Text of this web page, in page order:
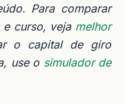
Para comparar
e curso, veja melhor
o capital de giro
use o simulador de